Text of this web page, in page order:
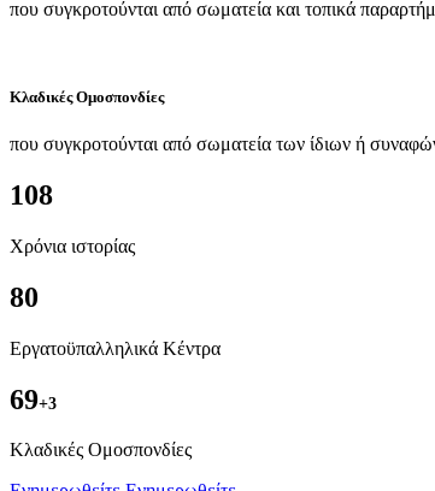
που συγκροτούνται από σωματεία και τοπικά
Κλαδικές Ομοσπονδίες
που συγκροτούνται από σωματεία των ίδιων ή
108
Χρόνια ιστορίας
80
Εργατοϋπαλληλικά Κέντρα
69+3
Kλαδικές Ομοσπονδίες